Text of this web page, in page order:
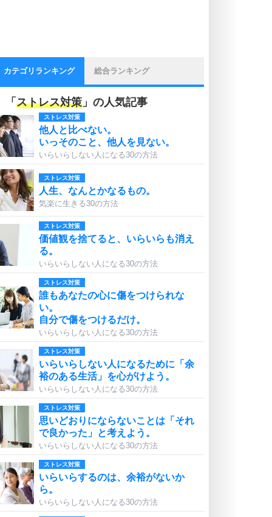
カテゴリランキング 総合ランキング
「 ストレス対策 」の人気記事
ストレス対策
他人と比べない。
いっそのこと、他人を見ない。
いらいらしない人になる30の方法
ストレス対策
人生、なんとかなるもの。
気楽に生きる30の方法
ストレス対策
価値観を捨てると、いらいらも消え
る。
いらいらしない人になる30の方法
ストレス対策
誰もあなたの心に傷をつけられな
い。
自分で傷をつけるだけ。
いらいらしない人になる30の方法
ストレス対策
いらいらしない人になるために「余
裕のある生活」を心がけよう。
いらいらしない人になる30の方法
ストレス対策
思いどおりにならないことは「それ
で良かった」と考えよう。
いらいらしない人になる30の方法
ストレス対策
いらいらするのは、余裕がないか
ら。
いらいらしない人になる30の方法